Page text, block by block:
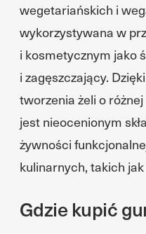
wegetariańskich i
wykorzystywana w
i kosmetycznym jako
i zagęszczający.
tworzenia żeli o
jest nieocenionym
żywności
kulinarnych, takich
Gdzie kupić